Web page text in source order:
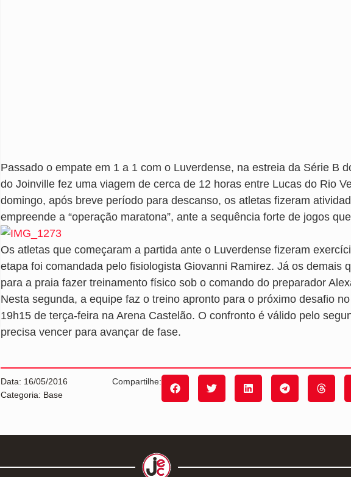
Passado o empate em 1 a 1 com o Luverdense, na estreia da Série B
do Joinville fez uma viagem de cerca de 12 horas entre Lucas do Rio
domingo, após breve período para descanso, os atletas fizeram
empreende a “operação maratona”, ante a sequência forte de jogos
Os atletas que começaram a partida ante o Luverdense fizeram
etapa foi comandada pelo fisiologista Giovanni Ramirez. Já os demais
para a praia fazer treinamento físico sob o comando do preparador
Nesta segunda, a equipe faz o treino apronto para o próximo desafio
19h15 de terça-feira na Arena Castelão. O confronto é válido pelo
precisa vencer para avançar de fase.
Data: 16/05/2016
Categoria: Base
Compartilhe: